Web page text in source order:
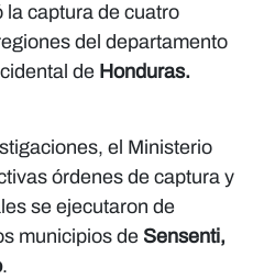
la captura de cuatro
del departamento
de Honduras.
el Ministerio
órdenes de captura y
se ejecutaron de
municipios de Sensenti,
.